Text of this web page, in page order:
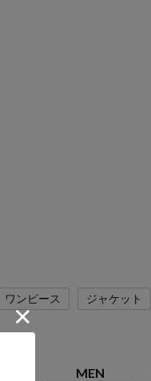
ワンピース ジャケット
MEN